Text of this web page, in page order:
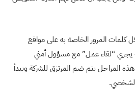
كلمات المرور الخاصة به على مواقع
يجري “لقاء عمل” مع مسؤول أمني
المراحل يتم ضم المرتزق للشركة ويبدأ
الشخصي.